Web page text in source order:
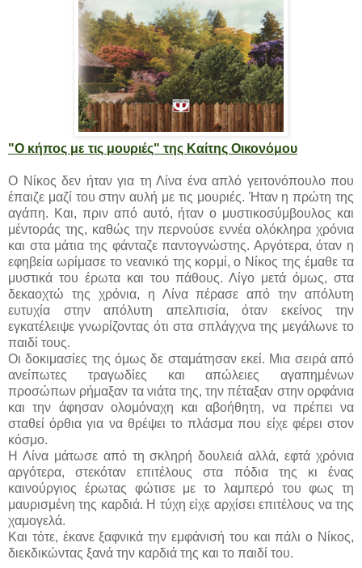
"Ο κήπος με τις μουριές" της Καίτης Οικονόμου
Ο Νίκος δεν ήταν για τη Λίνα ένα απλό γειτονόπουλο που
έπαιζε μαζί του στην αυλή με τις μουριές. Ήταν η πρώτη της
αγάπη. Και, πριν από αυτό, ήταν ο μυστικοσύμβουλος και
μέντοράς της, καθώς την περνούσε εννέα ολόκληρα χρόνια
και στα μάτια της φάνταζε παντογνώστης. Αργότερα, όταν η
εφηβεία ωρίμασε το νεανικό της κορμί, ο Νίκος της έμαθε τα
μυστικά του έρωτα και του πάθους. Λίγο μετά όμως, στα
δεκαοχτώ της χρόνια, η Λίνα πέρασε από την απόλυτη
ευτυχία στην απόλυτη απελπισία, όταν εκείνος την
εγκατέλειψε γνωρίζοντας ότι στα σπλάγχνα της μεγάλωνε το
παιδί τους.
Οι δοκιμασίες της όμως δε σταμάτησαν εκεί. Μια σειρά από
ανείπωτες τραγωδίες και απώλειες αγαπημένων
προσώπων ρήμαξαν τα νιάτα της, την πέταξαν στην ορφάνια
και την άφησαν ολομόναχη και αβοήθητη, να πρέπει να
σταθεί όρθια για να θρέψει το πλάσμα που είχε φέρει στον
κόσμο.
Η Λίνα μάτωσε από τη σκληρή δουλειά αλλά, εφτά χρόνια
αργότερα, στεκόταν επιτέλους στα πόδια της κι ένας
καινούργιος έρωτας φώτισε με το λαμπερό του φως τη
μαυρισμένη της καρδιά. Η τύχη είχε αρχίσει επιτέλους να της
χαμογελά.
Και τότε, έκανε ξαφνικά την εμφάνισή του και πάλι ο Νίκος,
διεκδικώντας ξανά την καρδιά της και το παιδί του.